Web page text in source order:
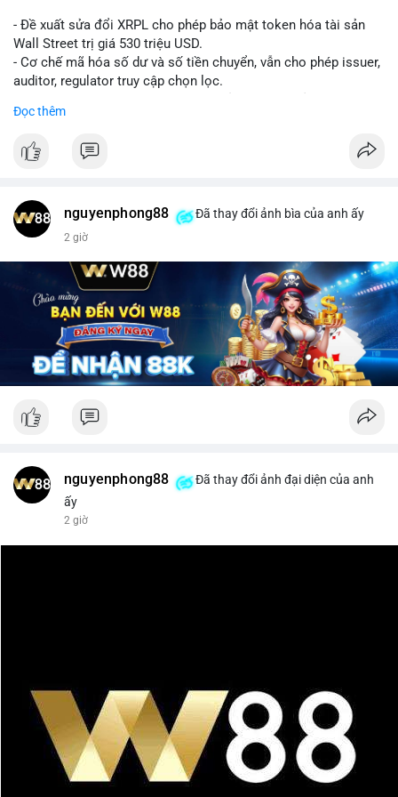
- Đề xuất sửa đổi XRPL cho phép bảo mật token hóa tài sản
Wall Street trị giá 530 triệu USD.
- Cơ chế mã hóa số dư và số tiền chuyển, vẫn cho phép issuer,
auditor, regulator truy cập chọn lọc.
tài chính.
chức tài chính.
$xrp
#titanbot
📰 Nguồn: CoinDesk
Đọc thêm
nguyenphong88 Đã thay đổi ảnh bìa của anh ấy
2 giờ
nguyenphong88
Đã thay đổi ảnh đại diện của anh
ấy
2 giờ